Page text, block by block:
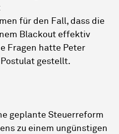
für den Fall, dass die
Blackout effektiv
Fragen hatte Peter
gestellt.
geplante Steuerreform
zu einem ungünstigen